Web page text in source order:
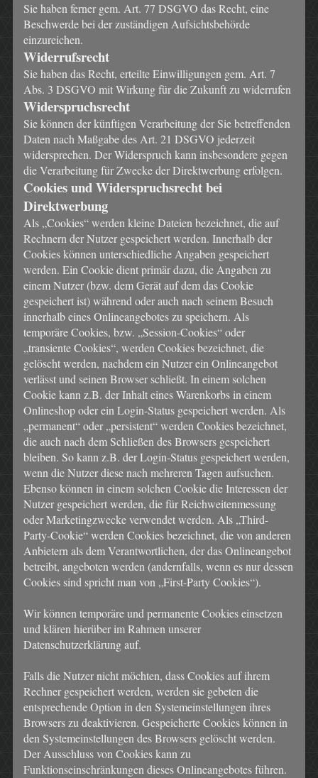
Sie haben ferner gem. Art. 77 DSGVO das Recht, eine
Beschwerde bei der zuständigen Aufsichtsbehörde
einzureichen.
Widerrufsrecht
Sie haben das Recht, erteilte Einwilligungen gem. Art. 7
Abs. 3 DSGVO mit Wirkung für die Zukunft zu widerrufen
Widerspruchsrecht
Sie können der künftigen Verarbeitung der Sie betreffenden
Daten nach Maßgabe des Art. 21 DSGVO jederzeit
widersprechen. Der Widerspruch kann insbesondere gegen
die Verarbeitung für Zwecke der Direktwerbung erfolgen.
Cookies und Widerspruchsrecht bei
Direktwerbung
Als „Cookies“ werden kleine Dateien bezeichnet, die auf
Rechnern der Nutzer gespeichert werden. Innerhalb der
Cookies können unterschiedliche Angaben gespeichert
werden. Ein Cookie dient primär dazu, die Angaben zu
einem Nutzer (bzw. dem Gerät auf dem das Cookie
gespeichert ist) während oder auch nach seinem Besuch
innerhalb eines Onlineangebotes zu speichern. Als
temporäre Cookies, bzw. „Session-Cookies“ oder
„transiente Cookies“, werden Cookies bezeichnet, die
gelöscht werden, nachdem ein Nutzer ein Onlineangebot
verlässt und seinen Browser schließt. In einem solchen
Cookie kann z.B. der Inhalt eines Warenkorbs in einem
Onlineshop oder ein Login-Status gespeichert werden. Als
„permanent“ oder „persistent“ werden Cookies bezeichnet,
die auch nach dem Schließen des Browsers gespeichert
bleiben. So kann z.B. der Login-Status gespeichert werden,
wenn die Nutzer diese nach mehreren Tagen aufsuchen.
Ebenso können in einem solchen Cookie die Interessen der
Nutzer gespeichert werden, die für Reichweitenmessung
oder Marketingzwecke verwendet werden. Als „Third-
Party-Cookie“ werden Cookies bezeichnet, die von anderen
Anbietern als dem Verantwortlichen, der das Onlineangebot
betreibt, angeboten werden (andernfalls, wenn es nur dessen
Cookies sind spricht man von „First-Party Cookies“).
Wir können temporäre und permanente Cookies einsetzen
und klären hierüber im Rahmen unserer
Datenschutzerklärung auf.
Falls die Nutzer nicht möchten, dass Cookies auf ihrem
Rechner gespeichert werden, werden sie gebeten die
entsprechende Option in den Systemeinstellungen ihres
Browsers zu deaktivieren. Gespeicherte Cookies können in
den Systemeinstellungen des Browsers gelöscht werden.
Der Ausschluss von Cookies kann zu
Funktionseinschränkungen dieses Onlineangebotes führen.